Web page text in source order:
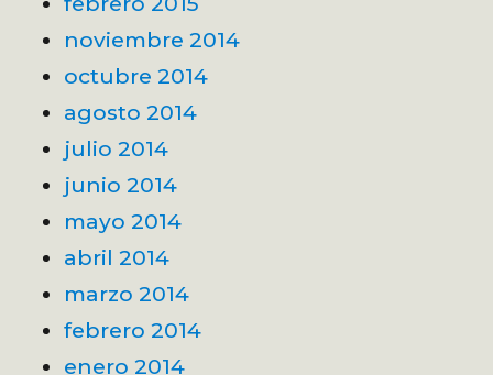
noviembre 2014
octubre 2014
agosto 2014
julio 2014
junio 2014
mayo 2014
abril 2014
marzo 2014
febrero 2014
enero 2014